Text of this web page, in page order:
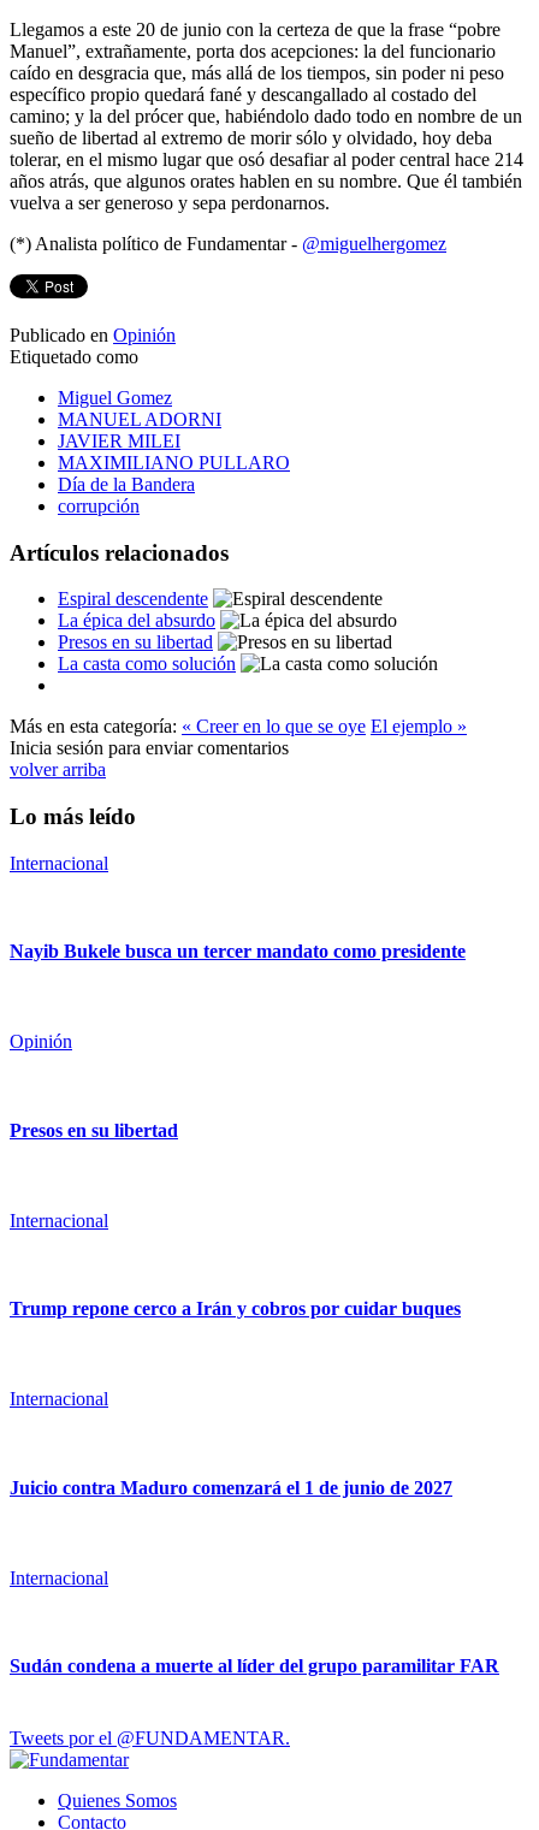
Llegamos a este 20 de junio con la certeza de que la frase “pobre
Manuel”, extrañamente, porta dos acepciones: la del funcionario
caído en desgracia que, más allá de los tiempos, sin poder ni peso
específico propio quedará fané y descangallado al costado del
camino; y la del prócer que, habiéndolo dado todo en nombre de un
sueño de libertad al extremo de morir sólo y olvidado, hoy deba
tolerar, en el mismo lugar que osó desafiar al poder central hace 214
años atrás, que algunos orates hablen en su nombre. Que él también
vuelva a ser generoso y sepa perdonarnos.
(*) Analista político de Fundamentar - @miguelhergomez
Publicado en Opinión
Etiquetado como
Miguel Gomez
MANUEL ADORNI
JAVIER MILEI
MAXIMILIANO PULLARO
Día de la Bandera
corrupción
Artículos relacionados
Espiral descendente
La épica del absurdo
Presos en su libertad
La casta como solución
Más en esta categoría: « Creer en lo que se oye El ejemplo »
Inicia sesión para enviar comentarios
volver arriba
Lo más leído
Internacional
Nayib Bukele busca un tercer mandato como presidente
Opinión
Presos en su libertad
Internacional
Trump repone cerco a Irán y cobros por cuidar buques
Internacional
Juicio contra Maduro comenzará el 1 de junio de 2027
Internacional
Sudán condena a muerte al líder del grupo paramilitar FAR
Tweets por el @FUNDAMENTAR.
Quienes Somos
Contacto